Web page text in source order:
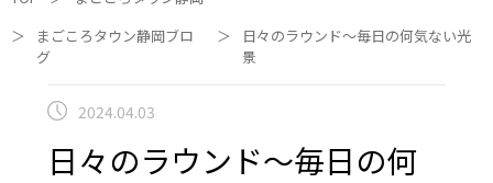
＞
まごころタウン静岡ブロ
グ
＞
日々のラウンド～毎日の何気ない光
景
2024.04.03
日々のラウンド～毎日の何